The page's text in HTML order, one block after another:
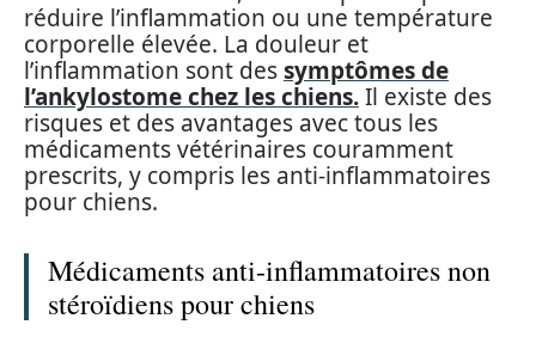
réduire l’inflammation ou une température
corporelle élevée. La douleur et
l’inflammation sont dessymptômes de
l’ankylostome chez les chiens.Il existe des
risques et des avantages avec tous les
médicaments vétérinaires couramment
prescrits, y compris les anti-inflammatoires
pour chiens.
Médicaments anti-inflammatoires non
stéroïdiens pour chiens